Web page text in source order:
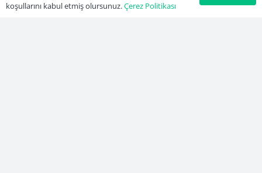
koşullarını kabul etmiş olursunuz.Çerez Politikası